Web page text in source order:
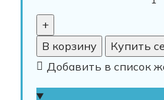
В корзину
Купить
Добавить в список